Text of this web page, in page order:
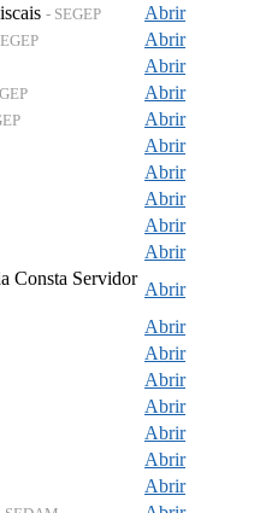
- SEGEP
Abrir
Abrir
Abrir
Abrir
Abrir
Abrir
Abrir
Abrir
Abrir
Abrir
Consta Servidor
Abrir
Abrir
Abrir
Abrir
Abrir
Abrir
Abrir
Abrir